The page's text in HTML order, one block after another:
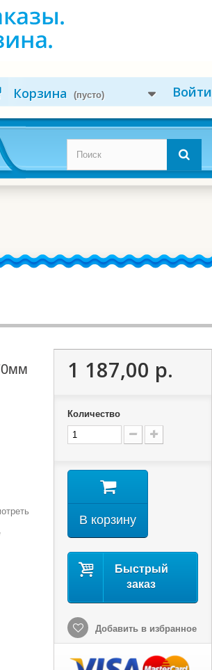
Войти
Корзина (пусто)
1 187,00 р.
Количество
В корзину
Быстрый
заказ
Добавить в избранное